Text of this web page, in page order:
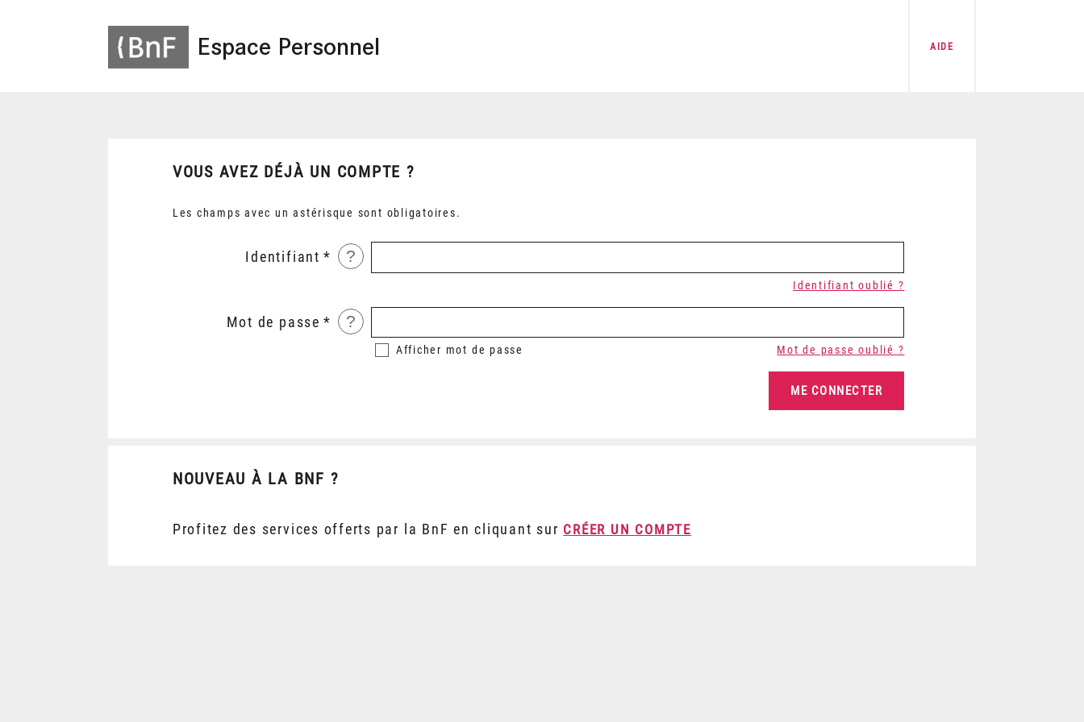
Espace Personnel AIDE
VOUS AVEZ DÉJÀ UN COMPTE ?
Les champs avec un astérisque sont obligatoires.
Identifiant ?
Identifiant oublié ?
Mot de passe ?
Afficher mot de passe Mot de passe oublié ?
NOUVEAU À LA BNF ?
Profitez des services offerts par la BnF en cliquant sur CRÉER UN COMPTE